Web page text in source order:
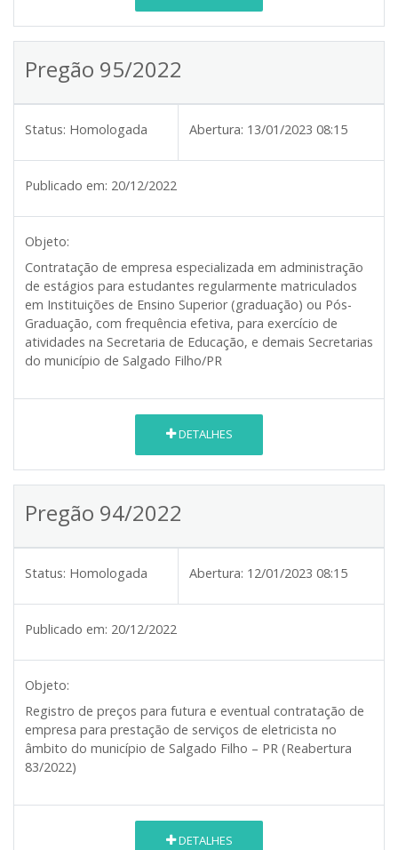
Pregão 95/2022
Status: Homologada Abertura: 13/01/2023 08:15
Publicado em: 20/12/2022
Objeto:
Contratação de empresa especializada em administração
de estágios para estudantes regularmente matriculados
em Instituições de Ensino Superior (graduação) ou Pós-
Graduação, com frequência efetiva, para exercício de
atividades na Secretaria de Educação, e demais Secretarias
do município de Salgado Filho/PR
DETALHES
Pregão 94/2022
Status: Homologada Abertura: 12/01/2023 08:15
Publicado em: 20/12/2022
Objeto:
Registro de preços para futura e eventual contratação de
empresa para prestação de serviços de eletricista no
âmbito do município de Salgado Filho – PR (Reabertura
83/2022)
DETALHES